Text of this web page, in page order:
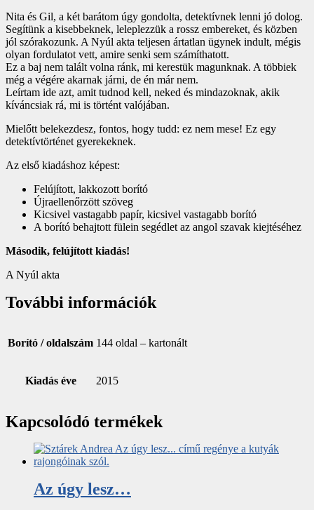
Nita és Gil, a két barátom úgy gondolta, detektívnek lenni jó dolog.
Segítünk a kisebbeknek, leleplezzük a rossz embereket, és közben
jól szórakozunk. A Nyúl akta teljesen ártatlan ügynek indult, mégis
olyan fordulatot vett, amire senki sem számíthatott.
Ez a baj nem talált volna ránk, mi kerestük magunknak. A többiek
még a végére akarnak járni, de én már nem.
Leírtam ide azt, amit tudnod kell, neked és mindazoknak, akik
kíváncsiak rá, mi is történt valójában.
Mielőtt belekezdesz, fontos, hogy tudd: ez nem mese! Ez egy
detektívtörténet gyerekeknek.
Az első kiadáshoz képest:
Felújított, lakkozott borító
Újraellenőrzött szöveg
Kicsivel vastagabb papír, kicsivel vastagabb borító
A borító behajtott fülein segédlet az angol szavak kiejtéséhez
Második, felújított kiadás!
A Nyúl akta
További információk
Borító / oldalszám 144 oldal – kartonált
Kiadás éve 2015
Kapcsolódó termékek
Az úgy lesz…